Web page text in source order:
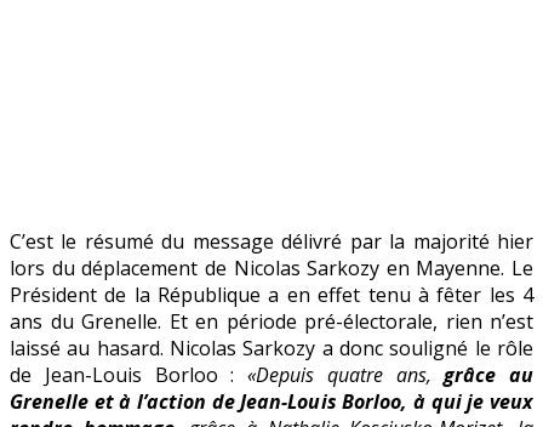
C’est le résumé du message délivré par la majorité hier
lors du déplacement de Nicolas Sarkozy en Mayenne. Le
Président de la République a en effet tenu à fêter les 4
ans du Grenelle. Et en période pré-électorale, rien n’est
laissé au hasard. Nicolas Sarkozy a donc souligné le rôle
de Jean-Louis Borloo : «Depuis quatre ans, grâce au
Grenelle et à l’action de Jean-Louis Borloo, à qui je veux